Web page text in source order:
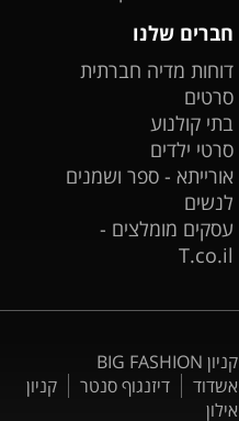
חברים שלנו
דוחות מדיה חברתית
סרטים
בתי קולנוע
סרטי ילדים
אורייתא - ספר ושמנים
לנשים
עסקים מומלצים -
T.co.il
קניון BIG FASHION
אשדוד
דיזנגוף סנטר
קניון
אילון